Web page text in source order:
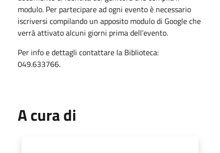
modulo. Per partecipare ad ogni evento è necessario
iscriversi compilando un apposito modulo di Google che
verrà attivato alcuni giorni prima dell’evento.
Per info e dettagli contattare la Biblioteca:
049.633766.
A cura di